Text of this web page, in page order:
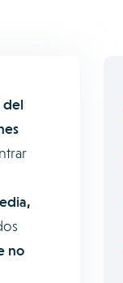
del
no